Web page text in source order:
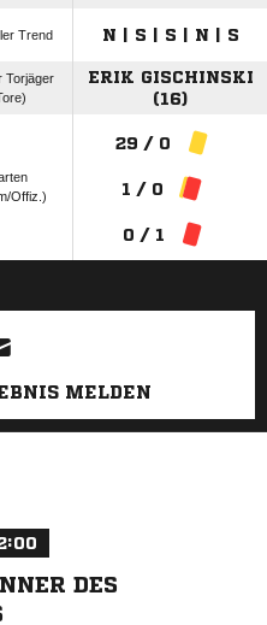
Trend N | S | S | N | S
Torjäger
ERIK GISCHINSKI
(16)
Offiz.)
29 / 0
1 / 0
0 / 1
MELDEN
DES